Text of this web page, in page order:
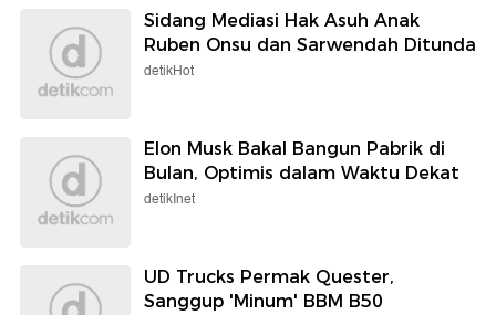
Sidang Mediasi Hak Asuh Anak
Ruben Onsu dan Sarwendah Ditunda
detikHot
Elon Musk Bakal Bangun Pabrik di
Bulan, Optimis dalam Waktu Dekat
detikInet
UD Trucks Permak Quester,
Sanggup 'Minum' BBM B50